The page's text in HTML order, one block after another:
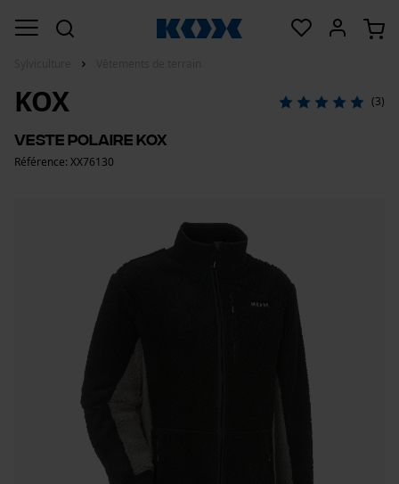
KOX (3)
Veste polaire KOX
Référence: XX76130